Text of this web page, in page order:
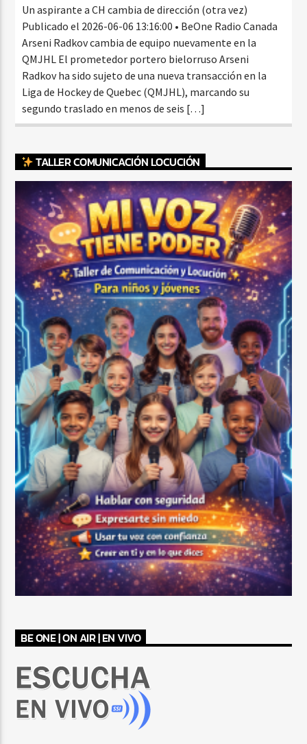
Un aspirante a CH cambia de dirección (otra vez)
Publicado el 2026-06-06 13:16:00 • BeOne Radio Canada
Arseni Radkov cambia de equipo nuevamente en la
QMJHL El prometedor portero bielorruso Arseni
Radkov ha sido sujeto de una nueva transacción en la
Liga de Hockey de Quebec (QMJHL), marcando su
segundo traslado en menos de seis […]
TALLER COMUNICACIÓN LOCUCIÓN
BE ONE | ON AIR | EN VIVO